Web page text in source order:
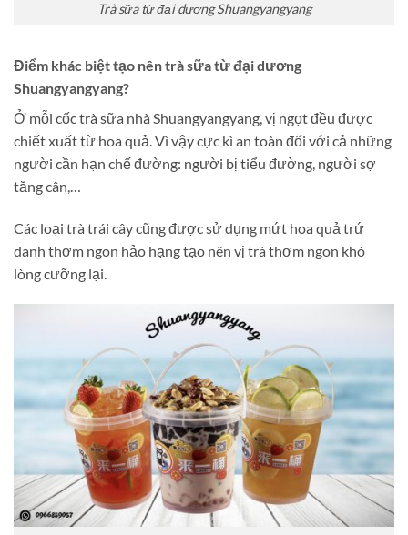
Trà sữa từ đại dương Shuangyangyang
Điểm khác biệt tạo nên trà sữa từ đại dương
Shuangyangyang?
Ở mỗi cốc trà sữa nhà Shuangyangyang, vị ngọt đều được
chiết xuất từ hoa quả. Vì vậy cực kì an toàn đối với cả những
người cần hạn chế đường: người bị tiểu đường, người sợ
tăng cân,…
Các loại trà trái cây cũng được sử dụng mứt hoa quả trứ
danh thơm ngon hảo hạng tạo nên vị trà thơm ngon khó
lòng cưỡng lại.